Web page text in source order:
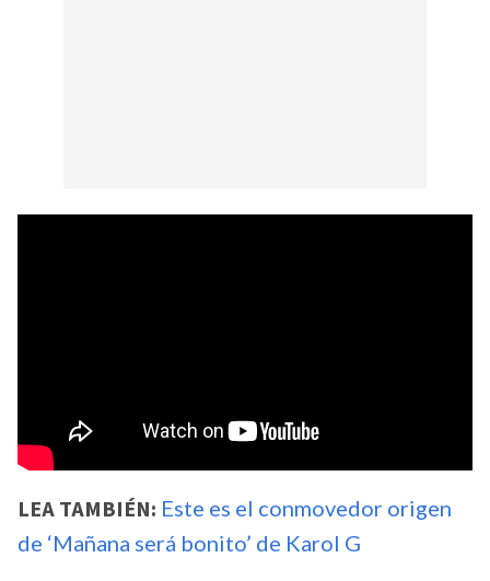
LEA TAMBIÉN: Este es el conmovedor origen
de ‘Mañana será bonito’ de Karol G